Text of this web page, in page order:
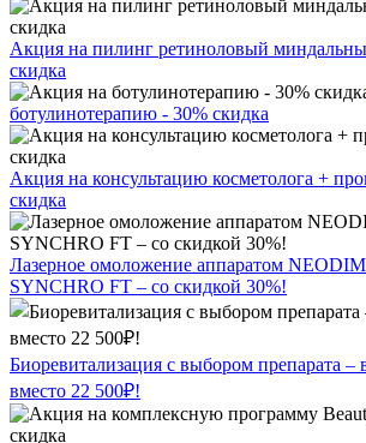
Акция на пилинг ретиноловый
скидка
ботулинотерапию - 30% скидка
Акция на консультацию косметолога +
скидка
Лазерное омоложение аппаратом
SYNCHRO FT – со скидкой 30%!
Биоревитализация с выбором препарата –
вместо 22 500₽!